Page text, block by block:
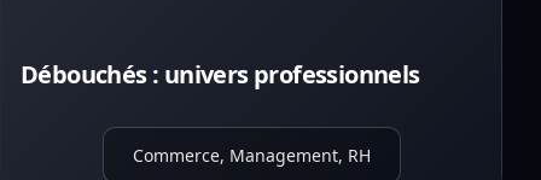
Débouchés : univers professionnels
Commerce, Management, RH